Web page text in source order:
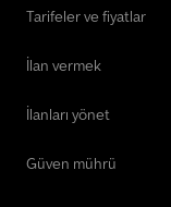
Tarifeler ve fiyatlar
İlan vermek
İlanları yönet
Güven mührü